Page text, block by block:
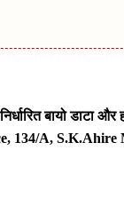
बायो डाटा और
134/A, S.K.Ahire